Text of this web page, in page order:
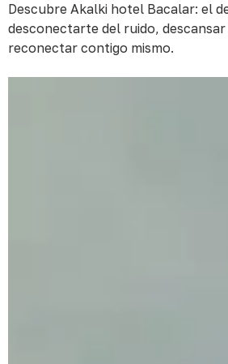
Descubre Akalki hotel Bacalar: el
desconectarte del ruido,
reconectar contigo mismo.